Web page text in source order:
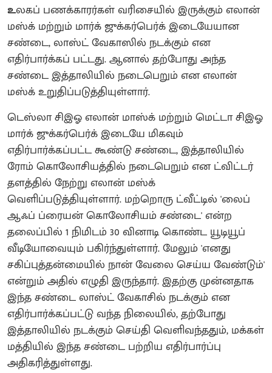
உலகப் பணக்காரர்கள் வரிசையில் இருக்கும் எலான்
மஸ்க் மற்றும் மார்க் ஜுக்கர்பெர்க் இடையேயான
சண்டை, லாஸ்ட் வேகாஸில் நடக்கும் என
எதிர்பார்க்கப் பட்டது. ஆனால் தற்போது அந்த
சண்டை இத்தாலியில் நடைபெறும் என எலான்
மஸ்க் உறுதிப்படுத்தியுள்ளார்.
டெஸ்லா சிஇஓ எலான் மாஸ்க் மற்றும் மெட்டா சிஇஓ
மார்க் ஜுக்கர்பெர்க் இடையே மிகவும்
எதிர்பார்க்கப்பட்ட கூண்டு சண்டை, இத்தாலியில்
ரோம் கொலோசியத்தில் நடைபெறும் என ட்விட்டர்
தளத்தில் நேற்று எலான் மஸ்க்
வெளிப்படுத்தியுள்ளார். மற்றொரு ட்வீட்டில் 'லைப்
ஆஃப் ப்ரையன் கொலோசியம் சண்டை' என்ற
தலைப்பில் 1 நிமிடம் 30 வினாடி கொண்ட யூடியூப்
வீடியோவையும் பகிர்ந்துள்ளார். மேலும் 'எனது
சகிப்புத்தன்மையில் நான் வேலை செய்ய வேண்டும்'
என்றும் அதில் எழுதி இருந்தார். இதற்கு முன்னதாக
இந்த சண்டை லாஸ்ட் வேகாசில் நடக்கும் என
எதிர்பார்க்கப்பட்டு வந்த நிலையில், தற்போது
இத்தாலியில் நடக்கும் செய்தி வெளிவந்ததும், மக்கள்
மத்தியில் இந்த சண்டை பற்றிய எதிர்பார்ப்பு
அதிகரித்துள்ளது.